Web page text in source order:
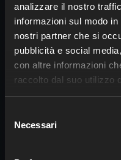
analizzare il nostro
informazioni sul modo
nostri partner che si
pubblicità e social
con altre informazioni
raccolto dal suo utilizzo
delNecessari
Ghiaccio e
seconda fase
Elettro. In
Jormuntide o
scelta, ma porta
per la seconda